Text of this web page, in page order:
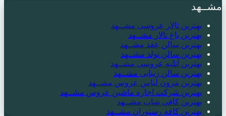
مشــهد
بهترین تالار عروسی مشــهد
بهترین باغ تالار مشــهد
بهترین سالن عقد مشــهد
بهترین سالن تولد مشــهد
بهترین آتلیه عروسی مشــهد
بهترین سالن زیبایی مشــهد
بهترین مزون لباس عروس مشــهد
بهترین شرکت اجاره ماشین عروس مشــهد
بهترین کافی شاپ مشــهد
بهترین کافه رستوران مشــهد